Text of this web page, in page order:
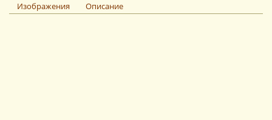
Изображения Описание